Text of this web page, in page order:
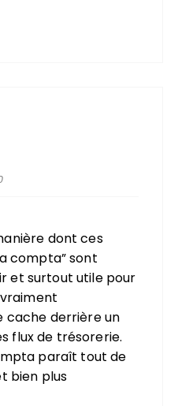
dont ces
compta” sont
et surtout utile pour
cache derrière un
flux de trésorerie.
paraît tout de
bien plus